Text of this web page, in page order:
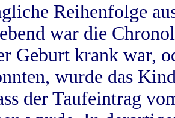
Reihenfolge
war die
Geburt krank war,
wurde das
der Taufeintrag